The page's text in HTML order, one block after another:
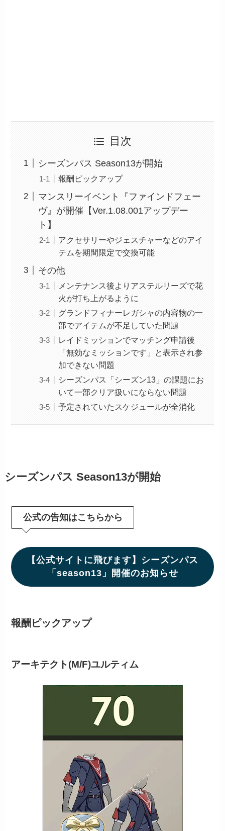
目次
シーズンパス Season13が開始
報酬ピックアップ
マンスリーイベント『ファインドフェー
ヴ』が開催【Ver.1.08.001アップデー
ト】
アクセサリーやジェスチャーなどのアイ
テムを期間限定で交換可能
その他
メンテナンス後よりアステルリーズで花
火が打ち上がるように
グランドフィナーレガシャの内容物の一
部でアイテムが不足していた問題
レイドミッションでマッチング申請後
「無効なミッションです」と表示され参
加できない問題
シーズンパス「シーズン13」の課題にお
いて一部クリア扱いにならない問題
予定されていたスケジュールが全消化
シーズンパス Season13が開始
公式の告知はこちらから
【公式サイトに飛びます】シーズンパス
「season13」開催のお知らせ
報酬ピックアップ
アーキテクト(M/F)ユルティム